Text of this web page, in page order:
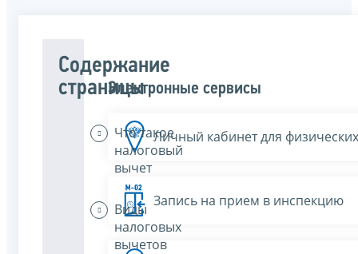
Содержание
страницы
Что такое
налоговый
вычет
Виды
налоговых
вычетов
Электронные сервисы
Личный кабинет для
Запись на прием в инспекцию